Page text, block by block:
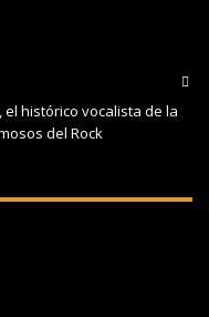
el histórico vocalista de la
del Rock